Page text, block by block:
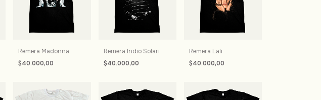
Remera Madonna
$40.000,00
Remera Indio Solari
$40.000,00
Remera Lali
$40.000,00